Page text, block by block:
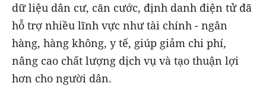
dữ liệu dân cư, căn cước, định danh điện tử đã
hỗ trợ nhiều lĩnh vực như tài chính - ngân
hàng, hàng không, y tế, giúp giảm chi phí,
nâng cao chất lượng dịch vụ và tạo thuận lợi
hơn cho người dân.